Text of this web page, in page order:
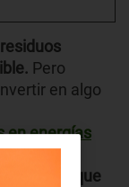
Pero
en algo
en energías
hoy,
que